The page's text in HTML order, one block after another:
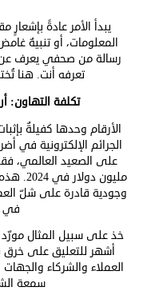
يبدأ الأمر عادةً
المعلومات، أو تنبيهٌ
رسالة من صحفي يعرف عن
تعرفه أنت. هنا
تكلفة التهاون:
الأرقام وحدها كفيلةٌ
مليون
وجودية قادرة على شلّ
في
خذ على سبيل المثال مورّد
أشهر للتعليق على خرق
العملاء والشركاء
سمعة